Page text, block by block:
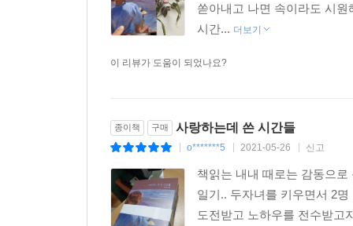
한다. 저자의 바람대로 “나를 나로서” 깊이 사랑했
쏟아내고 나면 속이라도 시
시간... 더보기
이 리뷰가 도움이 되었나요?
종이책 구매 사랑하는데 쓴 시간들
o*******5 2021-05-26 신고
책읽는 내내 때로는 감동으
일기.. 두자녀를 키우면서 2
도전받고 노하우를 전수받고